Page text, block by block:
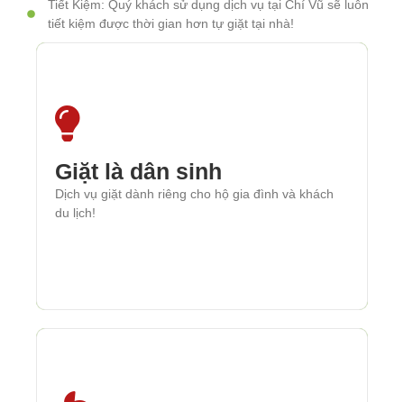
Tiết Kiệm: Quý khách sử dụng dịch vụ tại Chí Vũ sẽ luôn
tiết kiệm được thời gian hơn tự giặt tại nhà!
Giặt là dân sinh
Dịch vụ giặt dành riêng cho hộ gia đình và khách
du lịch!
Giặt là dân sinh
Dịch vụ giặt dành riêng cho hộ gia đình và khách
du lịch!